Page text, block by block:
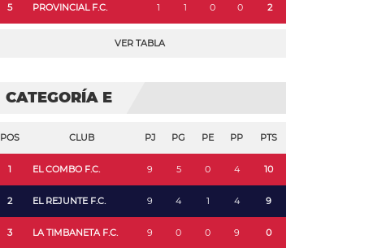
5 PROVINCIAL F.C. 1 1 0 0 2
VER TABLA
CATEGORÍA E
POS CLUB PJ PG PE PP PTS
1 EL COMBO F.C. 9 5 0 4 10
2 EL REJUNTE F.C. 9 4 1 4 9
3 LA TIMBANETA F.C. 9 0 0 9 0